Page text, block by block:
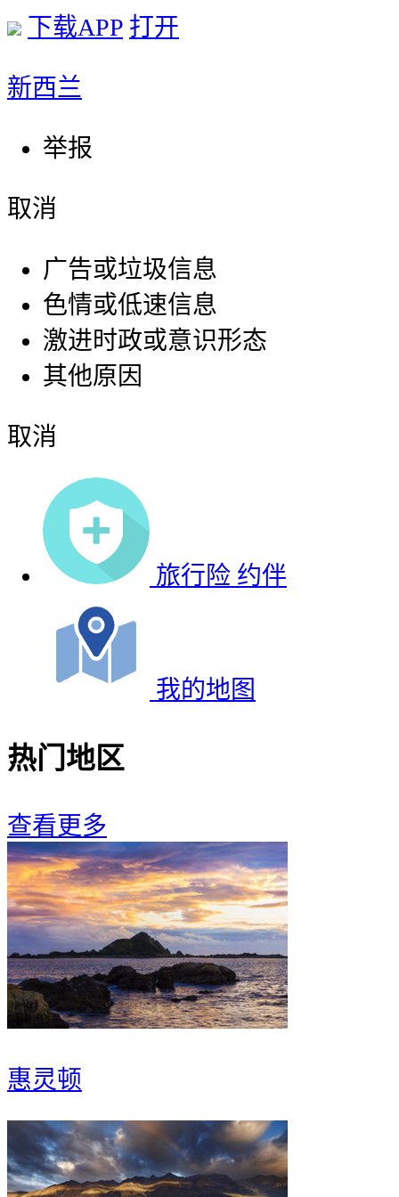
下载APP 打开
新西兰
举报
取消
广告或垃圾信息
色情或低速信息
激进时政或意识形态
其他原因
取消
旅行险 约伴
我的地图
热门地区
查看更多
惠灵顿